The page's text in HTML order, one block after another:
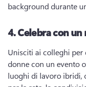
background durante
4.Celebra con
Unisciti ai colleghi per
donne con un evento
luoghi di lavoro ibridi,